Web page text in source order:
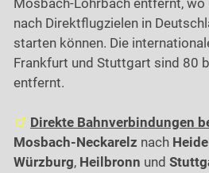
Firmen
Konditionen
Infoservice
Kontakt
Mosbach-Lohrbach entfernt,
nach Direktflugzielen in
starten können. Die
Frankfurt und Stuttgart sind 80
entfernt.
Direkte Bahnverbindungen
Mosbach-Neckarelz nach
Würzburg, Heilbronn und